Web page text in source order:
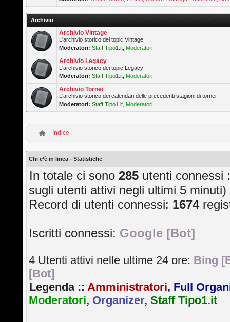
Archivio
Archivio Vintage
L'archivio storico dei topic Vintage
Moderatori: Staff Tipo1.it Moderatori
Archivio Legacy
L'archivio storico dei topic Legacy
Moderatori: Staff Tipo1.it Moderatori
Archivio Tornei
L'archivio storico dei calendari delle precedenti stagioni di tornei
Moderatori: Staff Tipo1.it Moderatori
Indice
Chi c’è in linea - Statistiche
In totale ci sono285 utenti connessi
sugli utenti attivi negli ultimi 5 minuti)
Record di utenti connessi: 1674
Iscritti connessi: Google [Bot]
4 Utenti attivi nelle ultime 24 ore: Bing
[Bot]
Legenda ::Amministratori, Full
Moderatori, Organizer,Staff Tipo1.it